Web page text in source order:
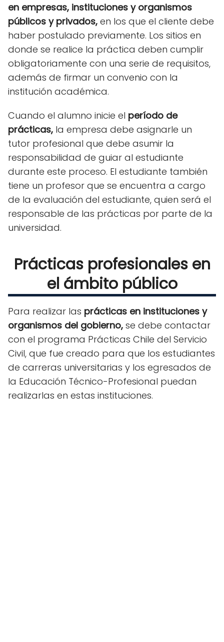
en empresas, instituciones y organismos
públicos y privados, en los que el cliente debe
haber postulado previamente. Los sitios en
donde se realice la práctica deben cumplir
obligatoriamente con una serie de requisitos,
además de firmar un convenio con la
institución académica.
Cuando el alumno inicie el período de
prácticas, la empresa debe asignarle un
tutor profesional que debe asumir la
responsabilidad de guiar al estudiante
durante este proceso. El estudiante también
tiene un profesor que se encuentra a cargo
de la evaluación del estudiante, quien será el
responsable de las prácticas por parte de la
universidad.
Prácticas profesionales en
el ámbito público
Para realizar las prácticas en instituciones y
organismos del gobierno, se debe contactar
con el programa Prácticas Chile del Servicio
Civil, que fue creado para que los estudiantes
de carreras universitarias y los egresados de
la Educación Técnico-Profesional puedan
realizarlas en estas instituciones.